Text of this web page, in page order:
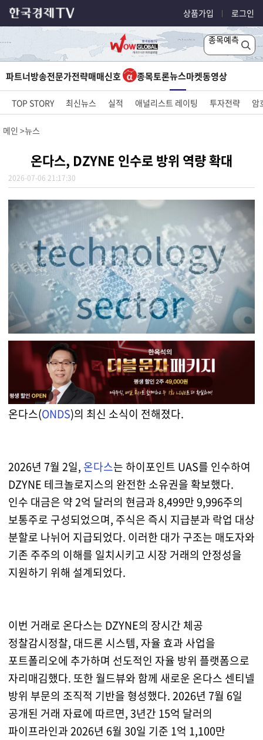
상품가입 로그인
종목예측
파트너방송전문가전략매매신호 종목토론뉴스마켓동영상
TOP STORY 최신뉴스 실적 애널리스트 레이팅 투자전략 암
메인 뉴스
온다스, DZYNE 인수로 방위 역량 확대
2026-07-06 21:17:30
온다스(ONDS)의 최신 소식이 전해졌다.
2026년 7월 2일, 온다스는 하이포인트 UAS를 인수하여
DZYNE 테크놀로지스의 완전한 소유권을 확보했다.
인수 대금은 약 2억 달러의 현금과 8,499만 9,996주의
보통주로 구성되었으며, 주식은 즉시 지급분과 락업 대상
분할로 나뉘어 지급되었다. 이러한 대가 구조는 매도자와
기존 주주의 이해를 일치시키고 시장 거래의 안정성을
지원하기 위해 설계되었다.
이번 거래로 온다스는 DZYNE의 장시간 체공
정찰감시정찰, 대드론 시스템, 자율 효과 사업을
포트폴리오에 추가하며 선도적인 자율 방위 플랫폼으로
자리매김했다. 또한 월드뷰와 함께 새로운 온다스 센티넬
방위 부문의 조직적 기반을 형성했다. 2026년 7월 6일
공개된 거래 자료에 따르면, 3년간 15억 달러의
파이프라인과 2026년 6월 30일 기준 1억 1,100만